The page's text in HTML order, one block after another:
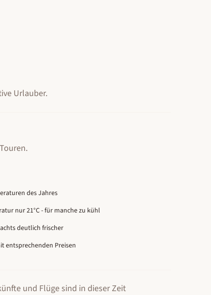
Urlauber.
.
des Jahres
nur 21°C - für manche zu kühl
deutlich frischer
entsprechenden Preisen
und Flüge sind in dieser Zeit